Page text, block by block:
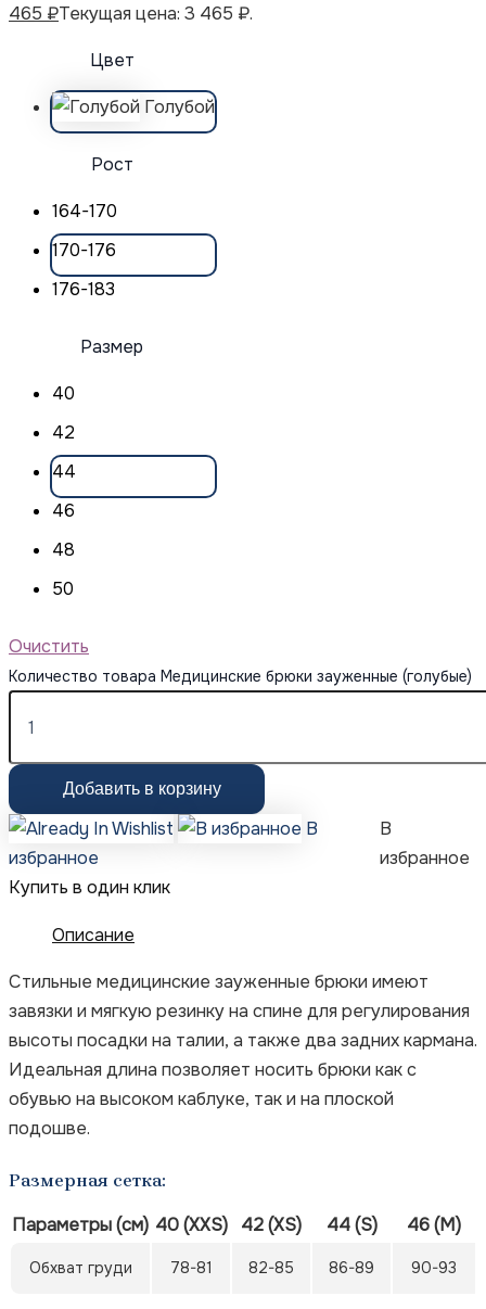
465 ₽Текущая цена: 3 465 ₽.
Цвет
Голубой
Рост
164-170
170-176
176-183
Размер
40
42
44
46
48
50
Очистить
Количество товара Медицинские брюки зауженные (голубые)
Добавить в корзину
В
избранное
В
избранное
Купить в один клик
Описание
Стильные медицинские зауженные брюки имеют
завязки и мягкую резинку на спине для регулирования
высоты посадки на талии, а также два задних кармана.
Идеальная длина позволяет носить брюки как с
обувью на высоком каблуке, так и на плоской
подошве.
Размерная сетка:
Параметры (см) 40 (XXS) 42 (XS) 44 (S) 46 (M)
Обхват груди 78-81 82-85 86-89 90-93